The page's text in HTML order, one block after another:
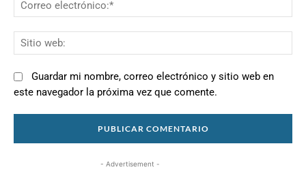
Guardar mi nombre, correo electrónico y sitio web en
este navegador la próxima vez que comente.
- Advertisement -